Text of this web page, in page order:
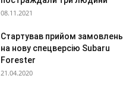
08.11.2021
Стартував прийом замовлень
на нову спецверсію Subaru
Forester
21.04.2020